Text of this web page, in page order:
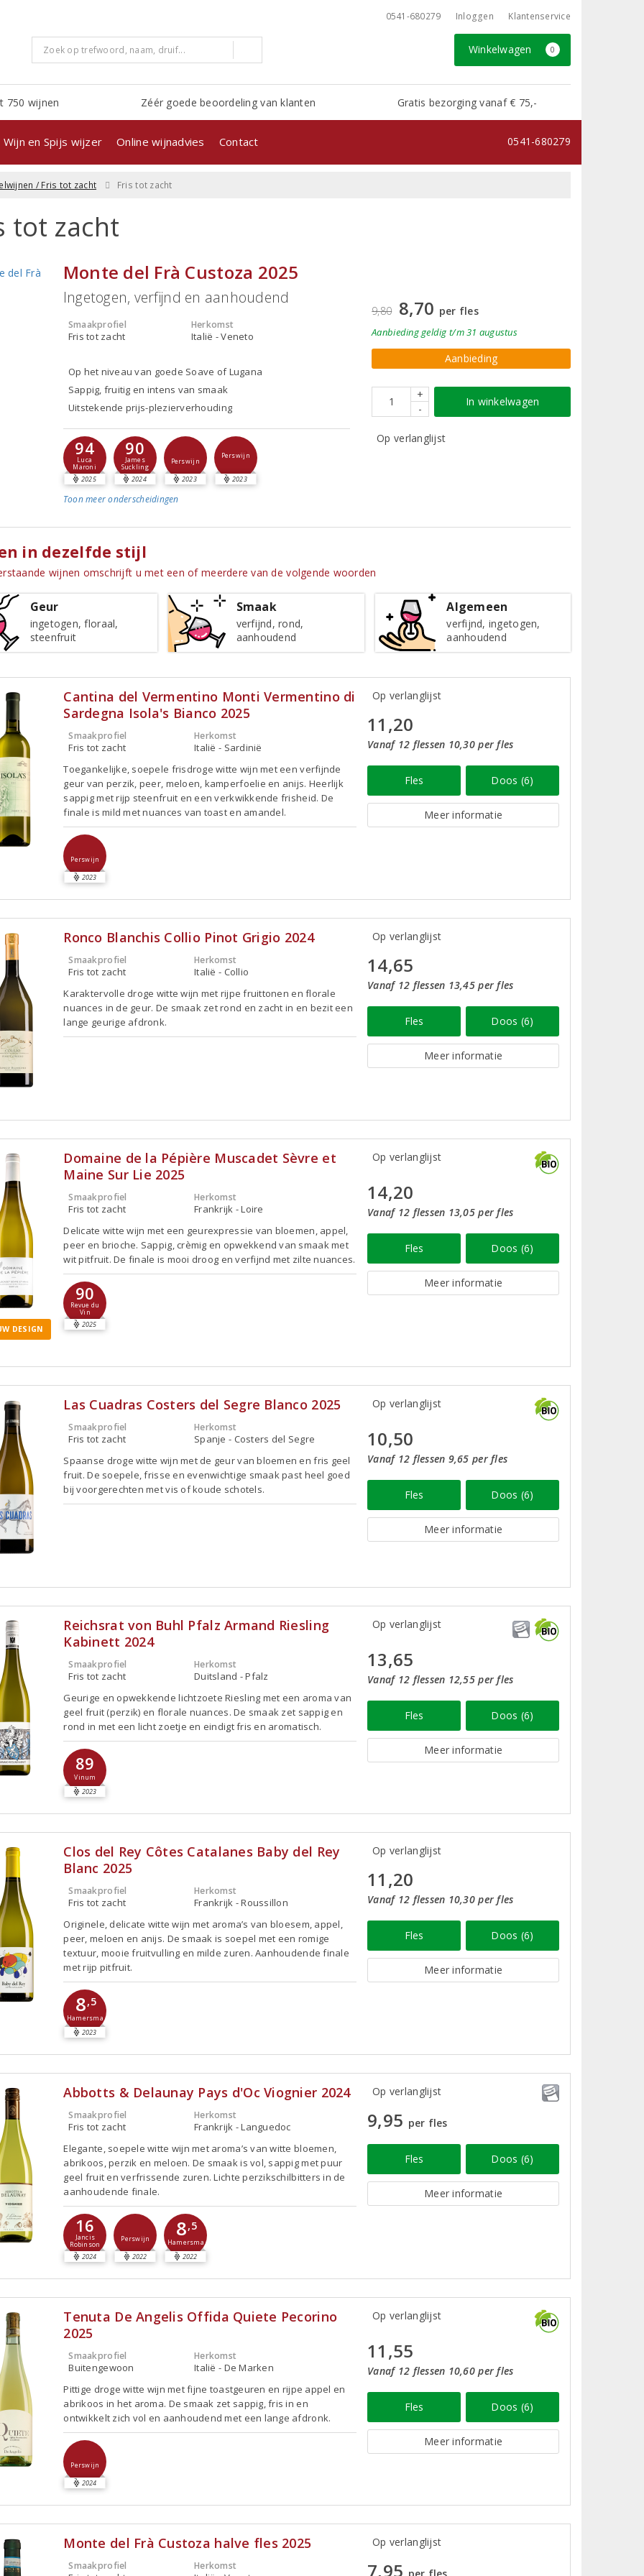
0541-680279 Inloggen Klantenservice
Winkelwagen 0
750 wijnen Zéér goede beoordeling van klanten Gratis bezorging vanaf € 75,-
Wijn en Spijs wijzer Online wijnadvies Contact 0541-680279
/ Fris tot zacht Fris tot zacht
tot zacht
Monte del Frà Custoza 2025
Ingetogen, verfijnd en aanhoudend
Smaakprofiel
Fris tot zacht
Herkomst
Italië - Veneto
Op het niveau van goede Soave of Lugana
Sappig, fruitig en intens van smaak
Uitstekende prijs-plezierverhouding
94
Luca
Maroni
2025
90
James
Suckling
2024
Perswijn
2023
Perswijn
2023
Toon meeronderscheidingen
9,80 8,70 per fles
Aanbiedinggeldig t/m 31 augustus
Aanbieding
+
-
In winkelwagen
Op verlanglijst
in dezelfde stijl
wijnen omschrijft u met een of meerdere van de volgende woorden
Geur
ingetogen, floraal,
steenfruit
Smaak
verfijnd, rond,
aanhoudend
Algemeen
verfijnd, ingetogen,
aanhoudend
Cantina del Vermentino Monti Vermentino di
Sardegna Isola's Bianco 2025
Smaakprofiel
Fris tot zacht
Herkomst
Italië - Sardinië
Toegankelijke, soepele frisdroge witte wijn met een verfijnde
geur van perzik, peer, meloen, kamperfoelie en anijs. Heerlijk
sappig met rijp steenfruit en een verkwikkende frisheid. De
finale is mild met nuances van toast en amandel.
Perswijn
2023
Op verlanglijst
11,20
Vanaf 12 flessen 10,30 per fles
Fles Doos (6)
Meer informatie
Ronco Blanchis Collio Pinot Grigio 2024
Smaakprofiel
Fris tot zacht
Herkomst
Italië - Collio
Karaktervolle droge witte wijn met rijpe fruittonen en florale
nuances in de geur. De smaak zet rond en zacht in en bezit een
lange geurige afdronk.
Op verlanglijst
14,65
Vanaf 12 flessen 13,45 per fles
Fles Doos (6)
Meer informatie
DESIGN
Domaine de la Pépière Muscadet Sèvre et
Maine Sur Lie 2025
Smaakprofiel
Fris tot zacht
Herkomst
Frankrijk - Loire
Delicate witte wijn met een geurexpressie van bloemen, appel,
peer en brioche. Sappig, crèmig en opwekkend van smaak met
wit pitfruit. De finale is mooi droog en verfijnd met zilte nuances.
90
Revue du
Vin
2025
Op verlanglijst
14,20
Vanaf 12 flessen 13,05 per fles
Fles Doos (6)
Meer informatie
Las Cuadras Costers del Segre Blanco 2025
Smaakprofiel
Fris tot zacht
Herkomst
Spanje - Costers del Segre
Spaanse droge witte wijn met de geur van bloemen en fris geel
fruit. De soepele, frisse en evenwichtige smaak past heel goed
bij voorgerechten met vis of koude schotels.
Op verlanglijst
10,50
Vanaf 12 flessen 9,65 per fles
Fles Doos (6)
Meer informatie
Reichsrat von Buhl Pfalz Armand Riesling
Kabinett 2024
Smaakprofiel
Fris tot zacht
Herkomst
Duitsland - Pfalz
Geurige en opwekkende lichtzoete Riesling met een aroma van
geel fruit (perzik) en florale nuances. De smaak zet sappig en
rond in met een licht zoetje en eindigt fris en aromatisch.
89
Vinum
2023
Op verlanglijst
13,65
Vanaf 12 flessen 12,55 per fles
Fles Doos (6)
Meer informatie
Clos del Rey Côtes Catalanes Baby del Rey
Blanc 2025
Smaakprofiel
Fris tot zacht
Herkomst
Frankrijk - Roussillon
Originele, delicate witte wijn met aroma’s van bloesem, appel,
peer, meloen en anijs. De smaak is soepel met een romige
textuur, mooie fruitvulling en milde zuren. Aanhoudende finale
met rijp pitfruit.
8,5
Hamersma
2023
Op verlanglijst
11,20
Vanaf 12 flessen 10,30 per fles
Fles Doos (6)
Meer informatie
Abbotts & Delaunay Pays d'Oc Viognier 2024
Smaakprofiel
Fris tot zacht
Herkomst
Frankrijk - Languedoc
Elegante, soepele witte wijn met aroma’s van witte bloemen,
abrikoos, perzik en meloen. De smaak is vol, sappig met puur
geel fruit en verfrissende zuren. Lichte perzikschilbitters in de
aanhoudende finale.
16
Jancis
Robinson
2024
Perswijn
2022
8,5
Hamersma
2022
Op verlanglijst
9,95 per fles
Fles Doos (6)
Meer informatie
Tenuta De Angelis Offida Quiete Pecorino
2025
Smaakprofiel
Buitengewoon
Herkomst
Italië - De Marken
Pittige droge witte wijn met fijne toastgeuren en rijpe appel en
abrikoos in het aroma. De smaak zet sappig, fris in en
ontwikkelt zich vol en aanhoudend met een lange afdronk.
Perswijn
2024
Op verlanglijst
11,55
Vanaf 12 flessen 10,60 per fles
Fles Doos (6)
Meer informatie
Monte del Frà Custoza halve fles 2025
Smaakprofiel Herkomst
Op verlanglijst
7,95 per fles